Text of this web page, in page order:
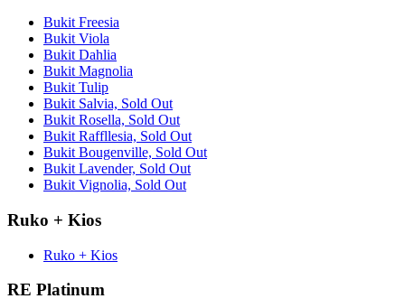
Bukit Freesia
Bukit Viola
Bukit Dahlia
Bukit Magnolia
Bukit Tulip
Bukit Salvia, Sold Out
Bukit Rosella, Sold Out
Bukit Raffllesia, Sold Out
Bukit Bougenville, Sold Out
Bukit Lavender, Sold Out
Bukit Vignolia, Sold Out
Ruko + Kios
Ruko + Kios
RE Platinum